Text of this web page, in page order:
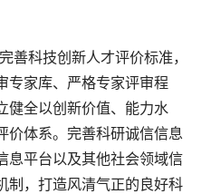
善科技创新人才评价标准，
专家库、严格专家评审程
健全以创新价值、能力水
价体系。完善科研诚信信息
息平台以及其他社会领域信
制，打造风清气正的良好科